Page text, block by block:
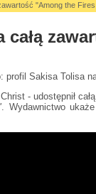
"Among the
profil Sakisa Tolisa
- udostępnił
. Wydawnictwo